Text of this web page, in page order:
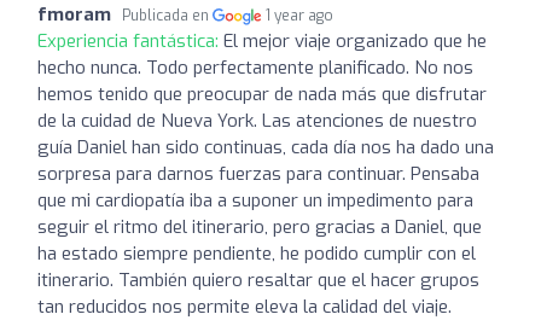
fmoram Publicada en 1 year ago
Experiencia fantástica: El mejor viaje organizado que he
hecho nunca. Todo perfectamente planificado. No nos
hemos tenido que preocupar de nada más que disfrutar
de la cuidad de Nueva York. Las atenciones de nuestro
guía Daniel han sido continuas, cada día nos ha dado una
sorpresa para darnos fuerzas para continuar. Pensaba
que mi cardiopatía iba a suponer un impedimento para
seguir el ritmo del itinerario, pero gracias a Daniel, que
ha estado siempre pendiente, he podido cumplir con el
itinerario. También quiero resaltar que el hacer grupos
tan reducidos nos permite eleva la calidad del viaje.